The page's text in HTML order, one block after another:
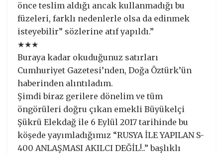
önce teslim aldığı ancak kullanmadığı bu
füzeleri, farklı nedenlerle olsa da edinmek
isteyebilir” sözlerine atıf yapıldı.”
★★★
Buraya kadar okuduğunuz satırları
Cumhuriyet Gazetesi’nden, Doğa Öztürk’ün
haberinden alıntıladım.
Şimdi biraz gerilere dönelim ve tüm
öngörüleri doğru çıkan emekli Büyükelçi
Şükrü Elekdağ ile 6 Eylül 2017 tarihinde bu
köşede yayımladığımız “RUSYA İLE YAPILAN S-
400 ANLAŞMASI AKILCI DEĞİL!..” başlıklı